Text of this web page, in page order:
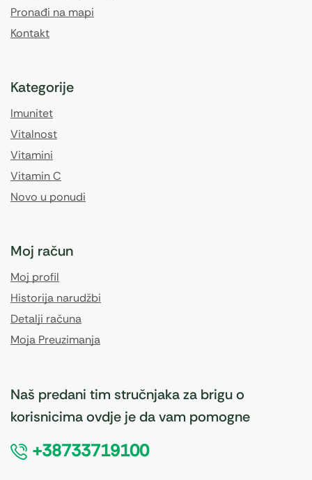
Pronađi na mapi
Kontakt
Kategorije
Imunitet
Vitalnost
Vitamini
Vitamin C
Novo u ponudi
Moj račun
Moj profil
Historija narudžbi
Detalji računa
Moja Preuzimanja
Naš predani tim stručnjaka za brigu o
korisnicima ovdje je da vam pomogne
+38733719100